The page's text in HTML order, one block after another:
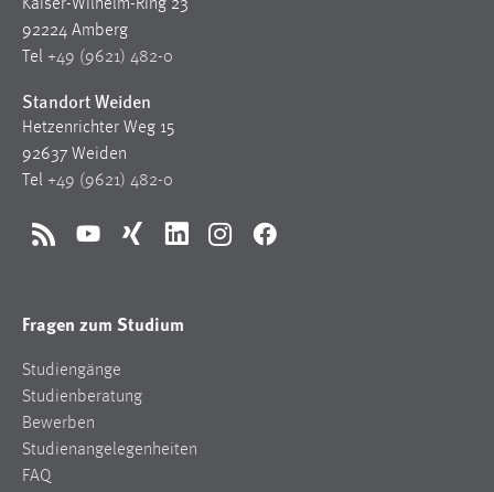
Kaiser-Wilhelm-Ring 23
92224 Amberg
Tel +49 (9621) 482-0
Standort Weiden
Hetzenrichter Weg 15
92637 Weiden
Tel +49 (9621) 482-0
RSS YouTubeXing LinkedInInstagramFacebook
Fragen zum Studium
Studiengänge
Studienberatung
Bewerben
Studienangelegenheiten
FAQ
30 Tage
Chat
Name:
MibewSessionID, MIBEW_UserID, mibew_locale, mibew-
chat-frame-style-5e9dbeb1811c0446
Wird benötigt um die Chatfunktion nutzen zu können.
5e9dbeb1811c0446 = Sitzungslaufzeit, mibew_locale = 3
Login
Name: